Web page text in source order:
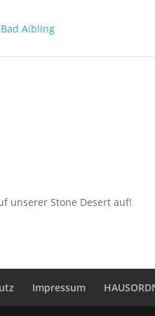
unserer Stone Desert auf!
Impressum